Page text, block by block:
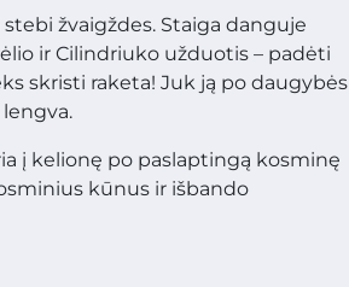
žvaigždes. Staiga danguje
ir Cilindriuko užduotis – padėti
skristi raketa! Juk ją po daugybės
į kelionę po paslaptingą kosminę
kūnus ir išbando